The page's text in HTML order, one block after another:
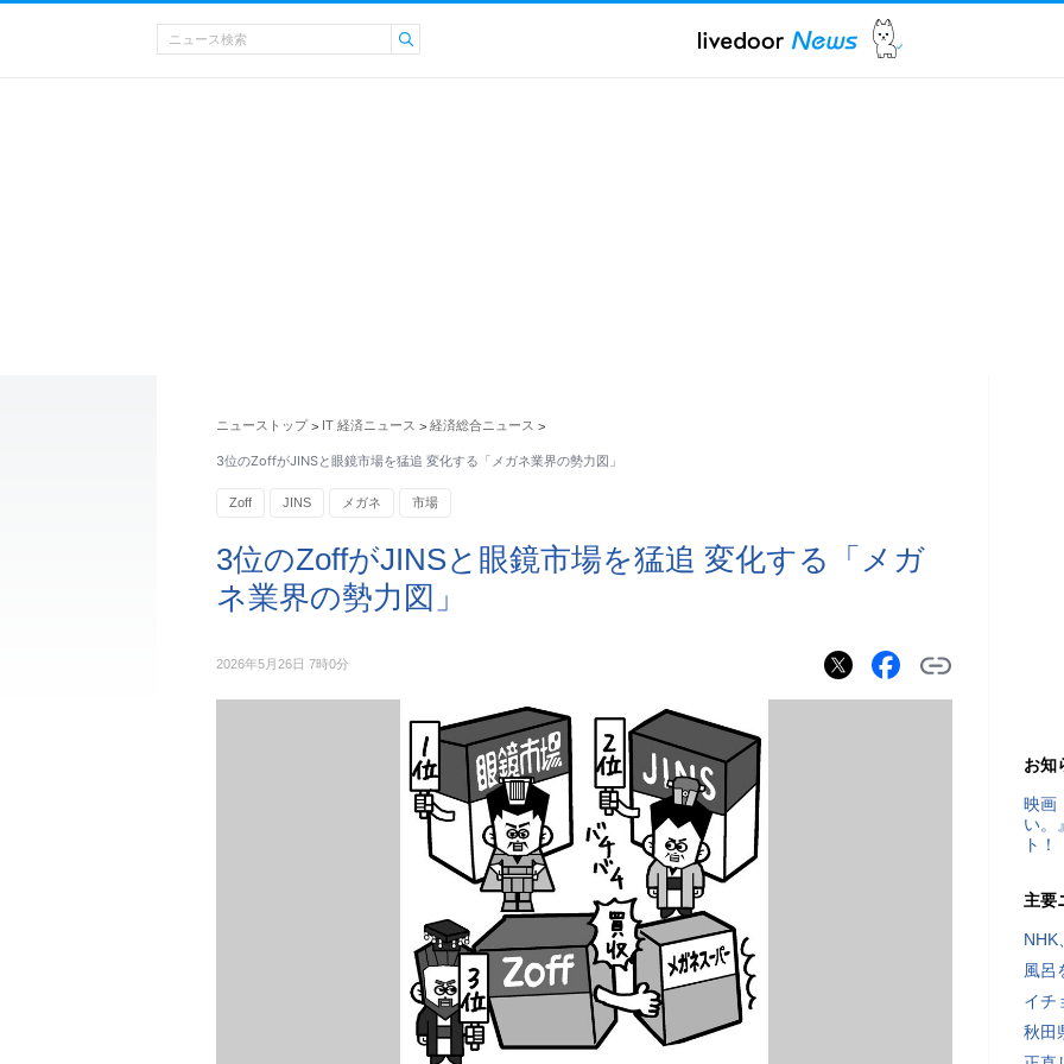
ニューストップ > IT 経済ニュース > 経済総合ニュース >
3位のZoffがJINSと眼鏡市場を猛追 変化する「メガネ業界の勢力図」
Zoff JINS メガネ 市場
3位のZoffがJINSと眼鏡市場を猛追 変化する「メガ
ネ業界の勢力図」
2026年5月26日 7時0分
お知
映画
い。
ト！
主要
NHK
風呂
イチ
秋田